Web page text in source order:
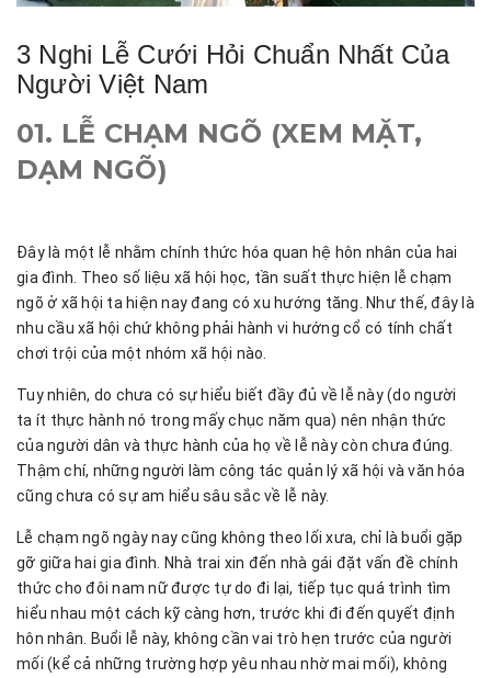
3 Nghi Lễ Cưới Hỏi Chuẩn Nhất Của
Người Việt Nam
01. LỄ CHẠM NGÕ (XEM MẶT,
DẠM NGÕ)
Đây là một lễ nhằm chính thức hóa quan hệ hôn nhân của hai
gia đình. Theo số liệu xã hội học, tần suất thực hiện lễ chạm
ngõ ở xã hội ta hiện nay đang có xu hướng tăng. Như thế, đây là
nhu cầu xã hội chứ không phải hành vi hướng cổ có tính chất
chơi trội của một nhóm xã hội nào.
Tuy nhiên, do chưa có sự hiểu biết đầy đủ về lễ này (do người
ta ít thực hành nó trong mấy chục năm qua) nên nhận thức
của người dân và thực hành của họ về lễ này còn chưa đúng.
Thậm chí, những người làm công tác quản lý xã hội và văn hóa
cũng chưa có sự am hiểu sâu sắc về lễ này.
Lễ chạm ngõ ngày nay cũng không theo lối xưa, chỉ là buổi gặp
gỡ giữa hai gia đình. Nhà trai xin đến nhà gái đặt vấn đề chính
thức cho đôi nam nữ được tự do đi lại, tiếp tục quá trình tìm
hiểu nhau một cách kỹ càng hơn, trước khi đi đến quyết định
hôn nhân. Buổi lễ này, không cần vai trò hẹn trước của người
mối (kể cả những trường hợp yêu nhau nhờ mai mối), không